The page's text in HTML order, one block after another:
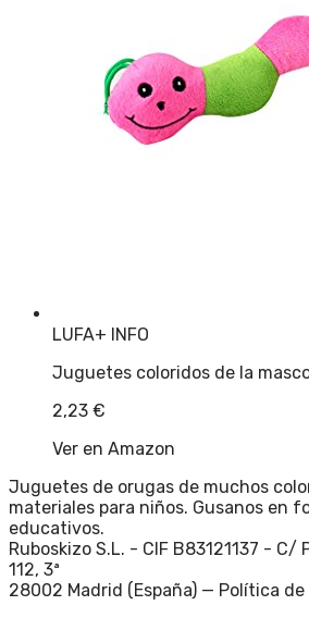
LUFA+ INFO
Juguetes coloridos de la
2,23 €
Ver en Amazon
Juguetes de orugas de muchos
materiales para niños. Gusanos en
educativos.
Ruboskizo S.L. - CIF B83121137 - C/
112, 3ª
28002 Madrid (España) — Política